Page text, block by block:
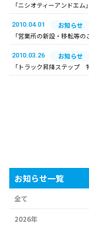
「ニシオティーアンドエ
2010.04.01
お知らせ
「営業所の新設・移転等の
2010.03.26
お知らせ
「トラック昇降ステップ
お知らせ一覧
全て
2026年